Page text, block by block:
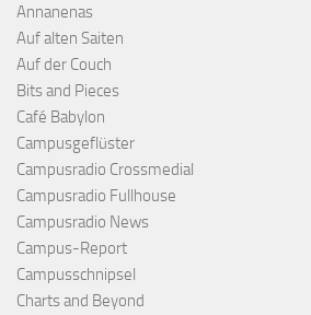
Annanenas
Auf alten Saiten
Auf der Couch
Bits and Pieces
Café Babylon
Campusgeflüster
Campusradio Crossmedial
Campusradio Fullhouse
Campusradio News
Campus-Report
Campusschnipsel
Charts and Beyond